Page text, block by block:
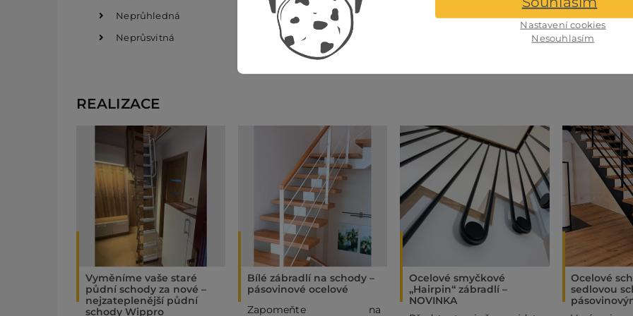
Neprůhledná
Neprůsvitná
REALIZACE
Vyměníme vaše staré
půdní schody za nové –
nejzateplenější půdní
schody Wippro
Bílé zábradlí na schody –
pásovinové ocelové
Zapomeňte na
Ocelové smyčkové
„Hairpin“ zábradlí –
NOVINKA
Ocelové
sedlovou
Nastavení cookies
Nesouhlasím